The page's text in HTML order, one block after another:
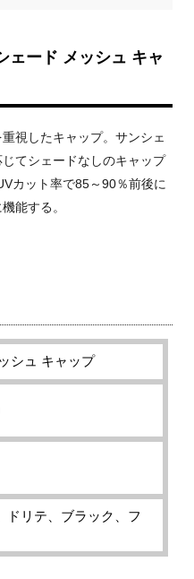
ェード メッシュ キャ
視したキャップ。サンシェ
てシェードなしのキャップ
カット率で85～90％前後に
能する。
シュ キャップ
ドリテ、ブラック、フ